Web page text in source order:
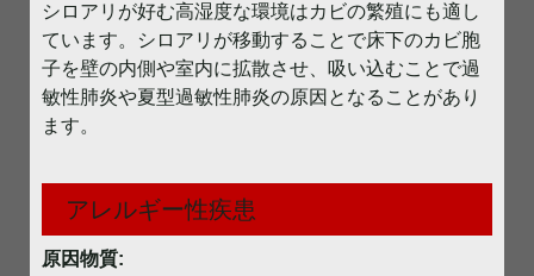
シロアリが好む高湿度な環境はカビの繁殖にも適し
ています。シロアリが移動することで床下のカビ胞
子を壁の内側や室内に拡散させ、吸い込むことで過
敏性肺炎や夏型過敏性肺炎の原因となることがあり
ます。
アレルギー性疾患
原因物質: